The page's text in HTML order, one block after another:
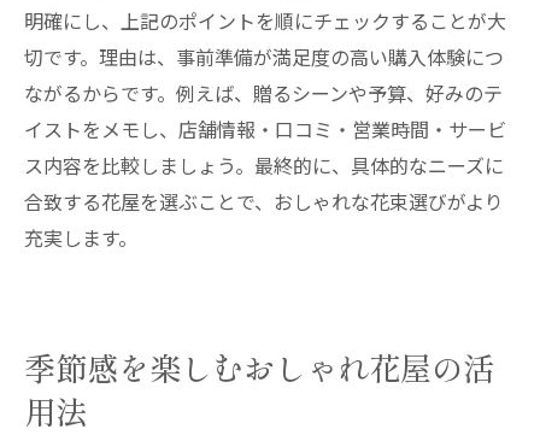
明確にし、上記のポイントを順にチェックすることが大
切です。理由は、事前準備が満足度の高い購入体験につ
ながるからです。例えば、贈るシーンや予算、好みのテ
イストをメモし、店舗情報・口コミ・営業時間・サービ
ス内容を比較しましょう。最終的に、具体的なニーズに
合致する花屋を選ぶことで、おしゃれな花束選びがより
充実します。
季節感を楽しむおしゃれ花屋の活
用法